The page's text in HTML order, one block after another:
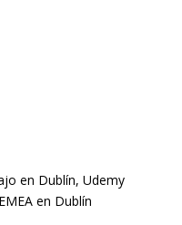
en Dublín, Udemy
en Dublín